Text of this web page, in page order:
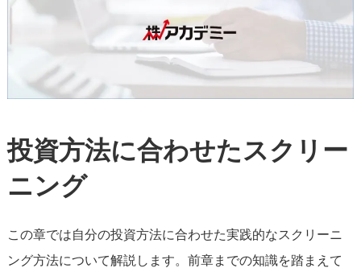
投資方法に合わせたスクリー
ニング
この章では自分の投資方法に合わせた実践的なスクリーニ
ング方法について解説します。前章までの知識を踏まえて